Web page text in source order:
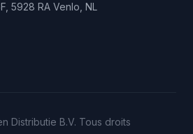
5928 RA Venlo, NL
Distributie B.V. Tous droits